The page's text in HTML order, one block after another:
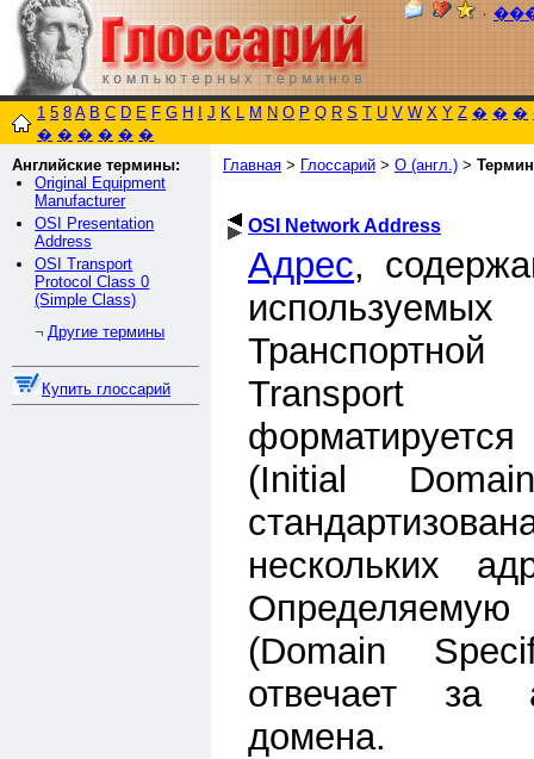
٠
1 5 8 A B C D E F G H J K L M N O P Q R S T U V W X Y Z � � �
� � � � � �
Английские термины:
Original Equipment
Manufacturer
OSI Presentation
Address
OSI Transport
Protocol Class 0
(Simple Class)
¬ Другие термины
Купить глоссарий
Главная > Глоссарий > O (англ.) > Термин
OSI Network Address
Адрес,
Transport
(Initial
нескольких
(Domain
отвечает за
домена.